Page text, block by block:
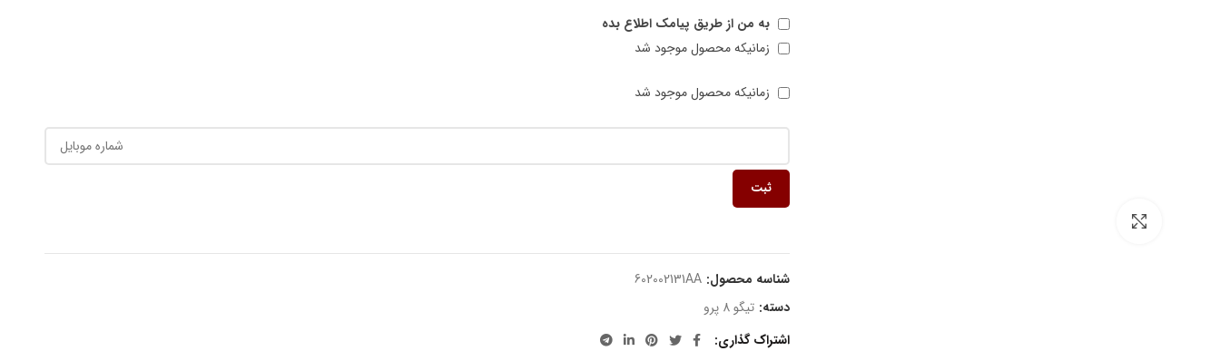
به من از طریق پیامک اطلاع بده
زمانیکه محصول موجود شد
زمانیکه محصول موجود شد
ثبت
شناسه محصول: 602002131AA
دسته: تیگو 8 پرو
اشتراک گذاری